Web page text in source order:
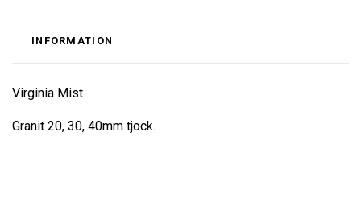
INFORMATION
Virginia Mist
Granit 20, 30, 40mm tjock.